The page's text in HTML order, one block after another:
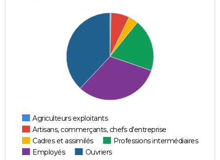
Agriculteurs exploitants
Artisans, commerçants, chefs d'entreprise
Cadres et assimilés
Professions intermédiaires
Employés
Ouvriers